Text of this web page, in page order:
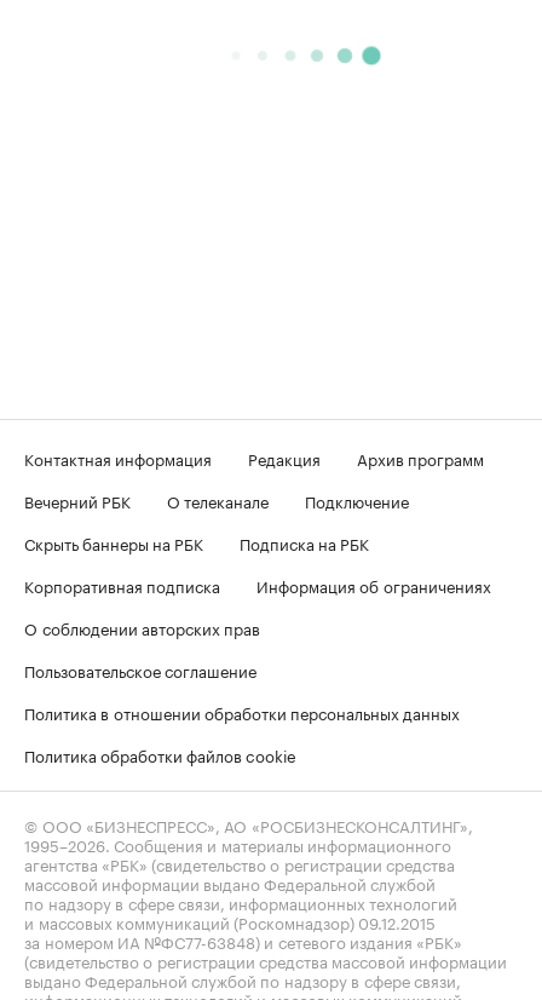
Контактная информация Редакция
Архив программ
Вечерний РБК
О телеканале
Подключение
Скрыть баннеры на РБК
Подписка на РБК
Корпоративная подписка
Информация об ограничениях
О соблюдении авторских прав
Пользовательское соглашение
Политика в отношении обработки персональных данных
Политика обработки файлов cookie
© ООО «БИЗНЕСПРЕСС», АО «РОСБИЗНЕСКОНСАЛТИНГ»,
1995–2026. Сообщения и материалы информационного
агентства «РБК» (свидетельство о регистрации средства
массовой информации выдано Федеральной службой
по надзору в сфере связи, информационных технологий
и массовых коммуникаций (Роскомнадзор) 09.12.2015
за номером ИА №ФС77-63848) и сетевого издания «РБК»
(свидетельство о регистрации средства массовой информации
выдано Федеральной службой по надзору в сфере связи,